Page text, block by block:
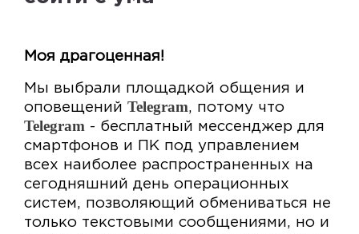
Моя драгоценная!
Мы выбрали площадкой общения и
оповещений Telegram, потому что
Telegram - бесплатный мессенджер для
смартфонов и ПК под управлением
всех наиболее распространенных на
сегодняшний день операционных
систем, позволяющий обмениваться не
только текстовыми сообщениями, но и